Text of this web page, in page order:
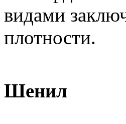
видами
плотности.
Шенил